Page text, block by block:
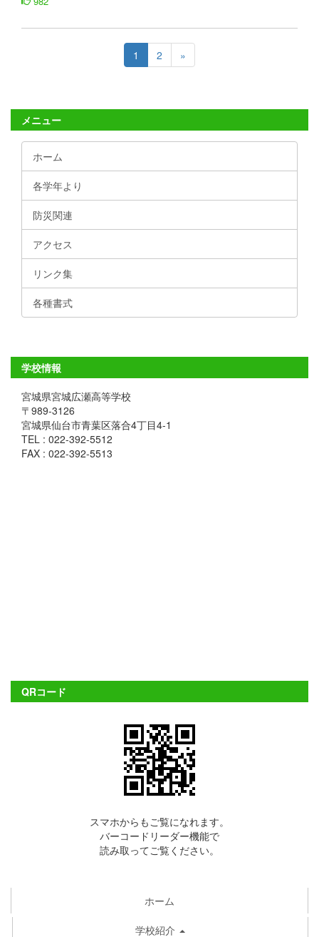
1 2 »
メニュー
ホーム
各学年より
防災関連
アクセス
リンク集
各種書式
学校情報
宮城県宮城広瀬高等学校
〒989-3126
宮城県仙台市青葉区落合4丁目4-1
TEL : 022-392-5512
FAX : 022-392-5513
QRコード
スマホからもご覧になれます。
バーコードリーダー機能で
読み取ってご覧ください。
ホーム
学校紹介